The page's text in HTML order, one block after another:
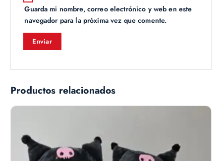
Guarda mi nombre, correo electrónico y web en este
navegador para la próxima vez que comente.
Productos relacionados